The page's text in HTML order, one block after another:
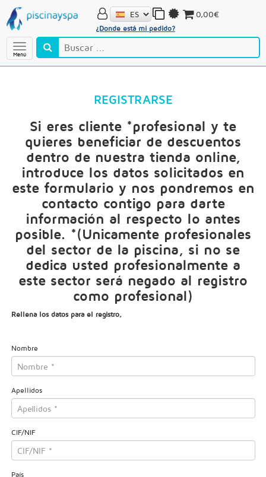
Menú
¿Donde está mi pedido?
0,00€
REGISTRARSE
Si eres cliente *profesional y te
quieres beneficiar de descuentos
dentro de nuestra tienda online,
introduce los datos solicitados en
este formulario y nos pondremos en
contacto contigo para darte
información al respecto lo antes
posible. *(Unicamente profesionales
del sector de la piscina, si no se
dedica usted profesionalmente a
este sector será negado al registro
como profesional)
Rellena los datos para el registro,
Nombre
Apellidos
CIF/NIF
País